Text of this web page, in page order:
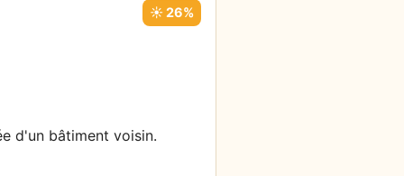
☀️ 26%
d'un bâtiment voisin.